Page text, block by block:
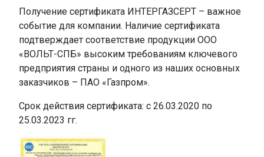
Получение сертификата ИНТЕРГАЗСЕРТ – важное
событие для компании. Наличие сертификата
подтверждает соответствие продукции ООО
«ВОЛЬТ-СПБ» высоким требованиям ключевого
предприятия страны и одного из наших основных
заказчиков – ПАО «Газпром».
Срок действия сертификата: с 26.03.2020 по
25.03.2023 гг.